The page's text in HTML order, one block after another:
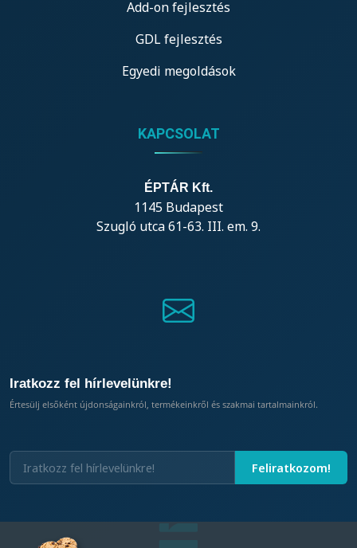
Add-on fejlesztés
GDL fejlesztés
Egyedi megoldások
KAPCSOLAT
ÉPTÁR Kft.
1145 Budapest
Szugló utca 61-63. III. em. 9.
Iratkozz fel hírlevelünkre!
Értesülj elsőként újdonságainkról, termékeinkről és szakmai tartalmainkról.